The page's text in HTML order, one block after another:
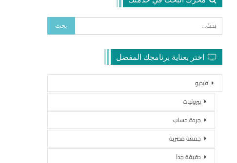
اختر بعناية برنامجك المفضل
فيديو
بيروتيات
جردة حساب
جمعة مصرية
دقيقة جداً